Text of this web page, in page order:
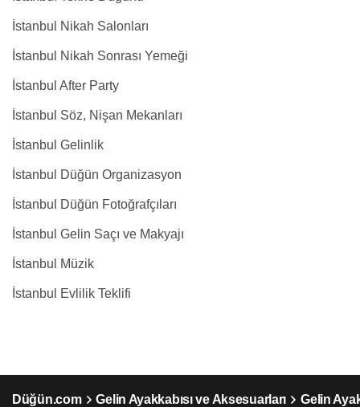
İstanbul Nikah Salonları
İstanbul Nikah Sonrası Yemeği
İstanbul After Party
İstanbul Söz, Nişan Mekanları
İstanbul Gelinlik
İstanbul Düğün Organizasyon
İstanbul Düğün Fotoğrafçıları
İstanbul Gelin Saçı ve Makyajı
İstanbul Müzik
İstanbul Evlilik Teklifi
Düğün.com Gelin Ayakkabısı ve Aksesuarları Gelin